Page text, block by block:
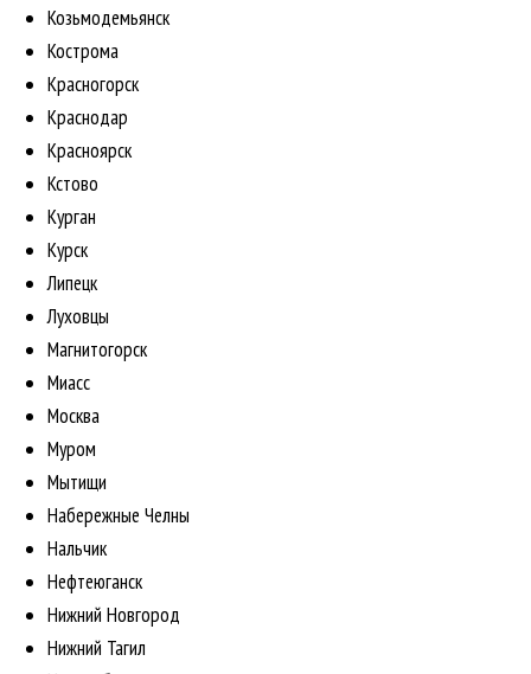
Козьмодемьянск
Кострома
Красногорск
Краснодар
Красноярск
Кстово
Курган
Курск
Липецк
Луховцы
Магнитогорск
Миасс
Москва
Муром
Мытищи
Набережные Челны
Нальчик
Нефтеюганск
Нижний Новгород
Нижний Тагил